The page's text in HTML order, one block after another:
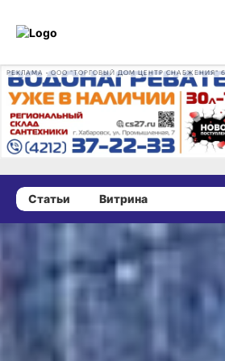
Статьи Витрина
21 декабря 2022 г., 15:00
Сколько
стоит
привести
автомобиль в
чувства во